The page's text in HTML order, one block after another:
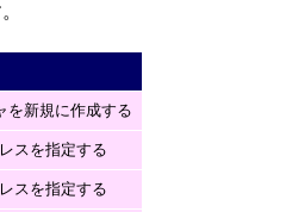
を新規に作成する
スを指定する
スを指定する